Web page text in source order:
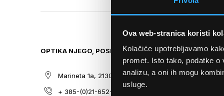
Ova web-stranica koristi
Kolačiće upotrebljavamo
promet. Isto tako, podatke
analizu, a oni ih mogu
usluge.
THE
THE
GALLERY
OPTIKA NJEGO, POSLOVNICA 1
Marineta 1a, 21300 Makarska
+ 385-(0)21-652-102
SITEMAP
O nama